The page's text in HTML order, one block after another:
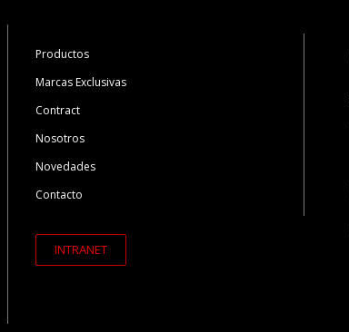
Productos
Marcas Exclusivas
Contract
Nosotros
Novedades
Contacto
INTRANET